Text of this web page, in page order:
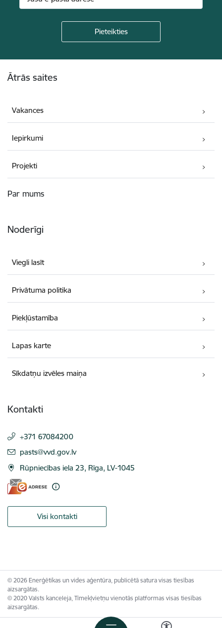
Ātrās saites
Vakances
Iepirkumi
Projekti
Par mums
Noderīgi
Viegli lasīt
Privātuma politika
Piekļūstamība
Lapas karte
Sīkdatņu izvēles maiņa
Kontakti
+371 67084200
E-pasts:
pasts@vvd.gov.lv
Rūpniecības iela 23, Rīga, LV-1045
Visi kontakti
© 2026 Enerģētikas un vides aģentūra, publicētā satura visas tiesības
aizsargātas.
© 2020 Valsts kanceleja, Tīmekļvietņu vienotās platformas visas tiesības
aizsargātas.